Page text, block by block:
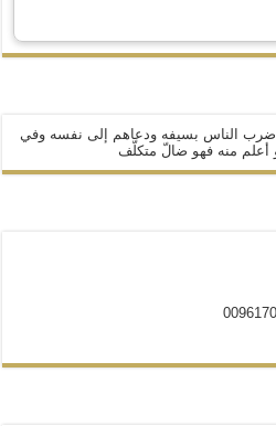
الناس بسيفه ودعاهم إلى نفسه وفي
منه فهو ضالّ متكلّف